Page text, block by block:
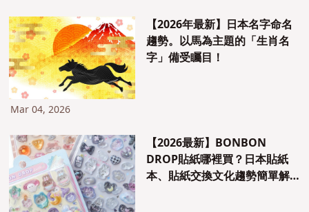
【2026年最新】日本名字命名
趨勢。以馬為主題的「生肖名
字」備受矚目！
Mar 04, 2026
【2026最新】BONBON
DROP貼紙哪裡買？日本貼紙
本、貼紙交換文化趨勢簡單解